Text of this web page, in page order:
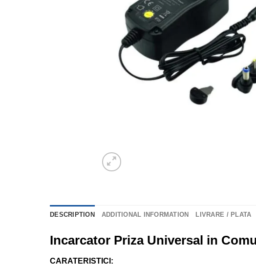
DESCRIPTION ADDITIONAL INFORMATION LIVRARE / PLATA
Incarcator Priza Universal in
CARATERISTICI: